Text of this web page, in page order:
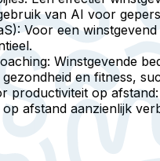
van AI voor
: Voor een
: Winstgevende
en fitness,
productiviteit op afstand
afstand aanzienlijk